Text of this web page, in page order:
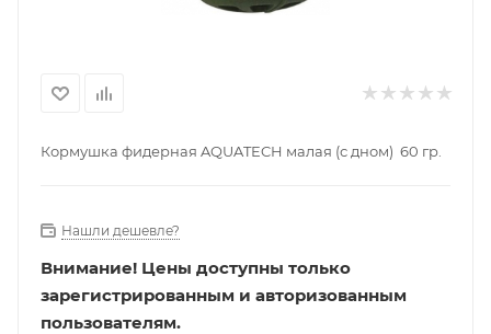
Кормушка фидерная AQUATECH малая (с дном) 60 гр.
Нашли дешевле?
Внимание! Цены доступны только
зарегистрированным и авторизованным
пользователям.